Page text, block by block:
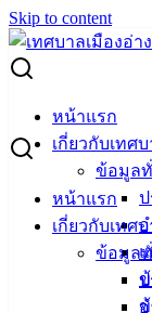
Skip to content
หน้าแรก
เกี่ยวกับเทศ
ข้อมูลทั่
ป
แ
หน้าแรก
เกี่ยวกับเทศ
ข้อมูล
ป
Search for:
เชิญประชุมประช
ซ.เวสารัช ต.อ่างศิล
เชิญประชุม
น้ำสาธารณ
มิถุนายน 16,